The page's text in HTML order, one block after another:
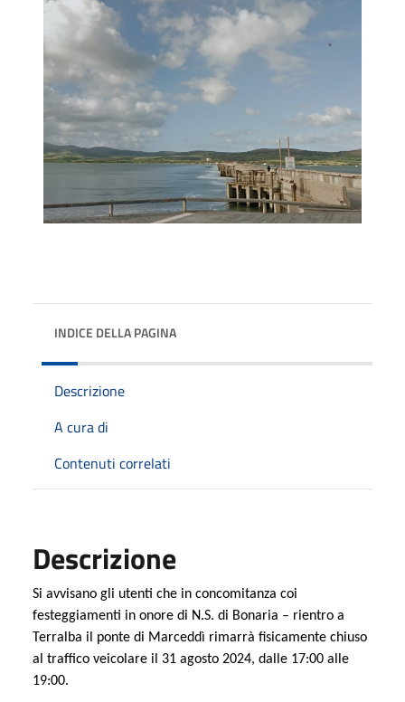
INDICE DELLA PAGINA
Descrizione
A cura di
Contenuti correlati
Descrizione
Si avvisano gli utenti che in concomitanza coi
festeggiamenti in onore di N.S. di Bonaria – rientro a
Terralba il ponte di Marceddì rimarrà fisicamente chiuso
al traffico veicolare il 31 agosto 2024, dalle 17:00 alle
19:00.